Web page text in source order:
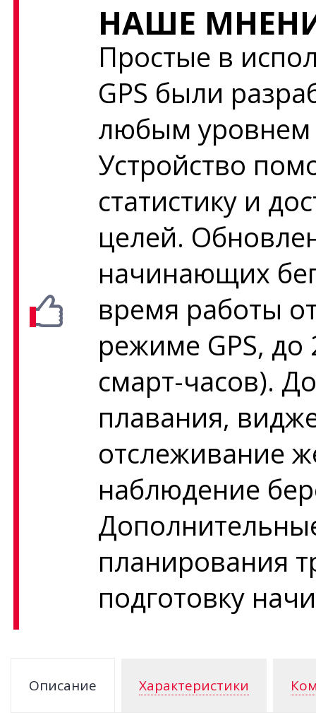
НАШЕ
Простые в
GPS были
любым уровнем
Устройство
статистику и
целей.
начинающих
время работы
режиме GPS,
смарт-часов).
плавания,
отслеживание
наблюдение
планирования
подготовку
Описание Характеристики